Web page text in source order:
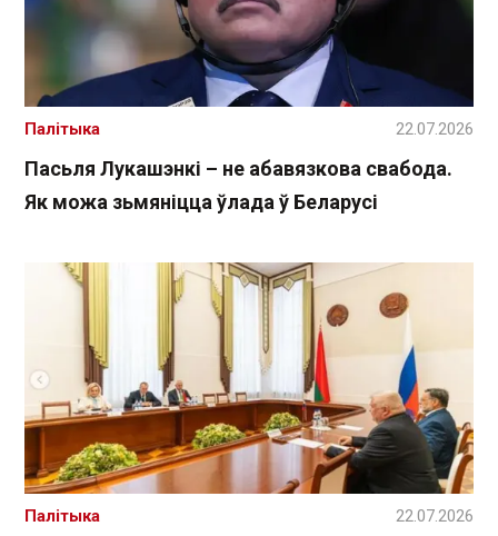
Пасьля Лукашэнкі – не абавязкова свабода.
Як можа зьмяніцца ўлада ў Беларусі
Палітыка 22.07.2026
Палітыка 22.07.2026